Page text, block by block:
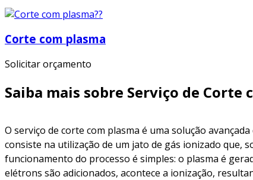
Corte com plasma
Solicitar orçamento
Saiba mais sobre Serviço de Corte
O serviço de corte com plasma é uma solução
consiste na utilização de um jato de gás ionizado que,
funcionamento do processo é simples: o plasma é
elétrons são adicionados, acontece a ionização,